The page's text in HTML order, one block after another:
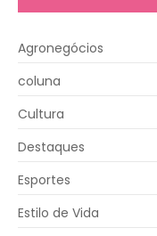
Agronegócios
coluna
Cultura
Destaques
Esportes
Estilo de Vida